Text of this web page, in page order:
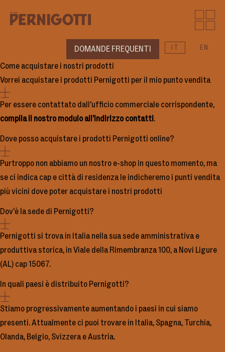
Moments
News
EN
DOMANDE FREQUENTI
Come acquistare i nostri prodotti
Vorrei acquistare i prodotti Pernigotti per il mio punto vendita
Per essere contattato dall'ufficio commerciale corrispondente,
compila il nostro modulo all'indirizzo contatti.
Dove posso acquistare i prodotti Pernigotti online?
Purtroppo non abbiamo un nostro e-shop in questo momento, ma
se ci indica cap e città di residenza le indicheremo i punti vendita
più vicini dove poter acquistare i nostri prodotti
Dov'è la sede di Pernigotti?
Pernigotti si trova in Italia nella sua sede amministrativa e
produttiva storica, in Viale della Rimembranza 100, a Novi Ligure
(AL) cap 15067.
In quali paesi è distribuito Pernigotti?
Stiamo progressivamente aumentando i paesi in cui siamo
presenti. Attualmente ci puoi trovare in Italia, Spagna, Turchia,
Olanda, Belgio, Svizzera e Austria.